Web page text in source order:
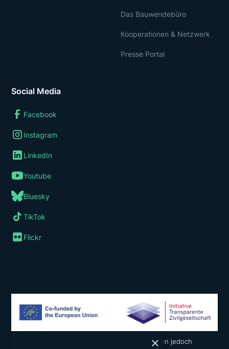
Social Media
Facebook
Instagram
LinkedIn
Youtube
Bluesky
TikTok
Flickr
Das Bauwendebüro
Kooperationen & Netzwerk
Presse Portal
Die geäußerten Ansichten und Meinungen liegen jedoch
×